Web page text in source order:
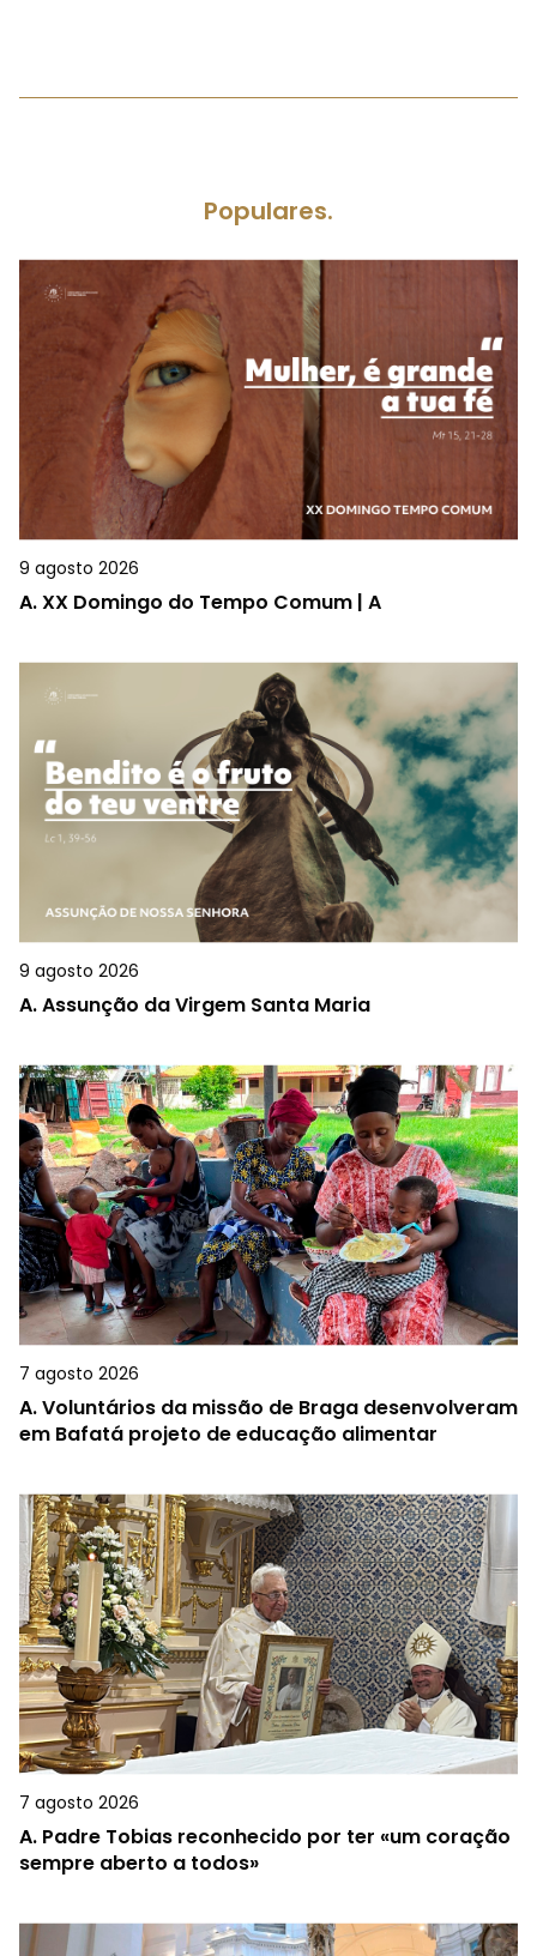
Populares.
9 agosto 2026
A.XX Domingo do Tempo Comum | A
9 agosto 2026
A.Assunção da Virgem Santa Maria
7 agosto 2026
A.Voluntários da missão de Braga desenvolveram
em Bafatá projeto de educação alimentar
7 agosto 2026
A. Padre Tobias reconhecido por ter «um coração
sempre aberto a todos»